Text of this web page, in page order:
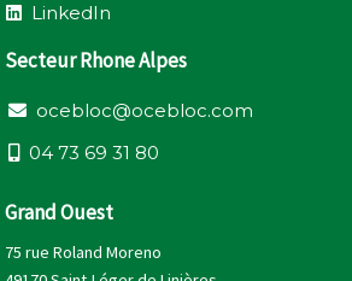
LinkedIn
Secteur Rhone Alpes
ocebloc@ocebloc.com
04 73 69 31 80
Grand Ouest
75 rue Roland Moreno